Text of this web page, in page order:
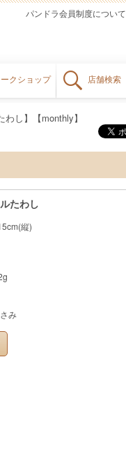
ークショップ 店舗検索
パンドラ会員制度について
し】【monthly】
たわし
縦)
み